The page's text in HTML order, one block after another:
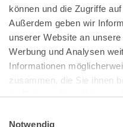
können und die Zugriffe
Außerdem geben wir
unserer Website an
Werbung und Analysen
Informationen
zusammen, die Sie ihnen
im Rahmen Ihrer Nutzung
Impressum
Notwendig
Bundeskanzlerplatz 2
53113 Bonn
Pressemitteilungen|
Impressum|